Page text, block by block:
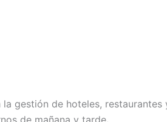
gestión de hoteles,
de mañana y tarde.